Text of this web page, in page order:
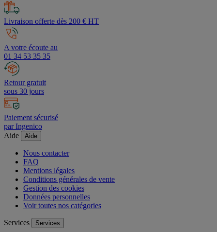
Livraison offerte dès 200 € HT
A votre écoute au
01 34 53 35 35
Retour gratuit
sous 30 jours
Paiement sécurisé
par Ingenico
Aide
Aide
Nous contacter
FAQ
Mentions légales
Conditions générales de vente
Gestion des cookies
Données personnelles
Voir toutes nos catégories
Services Services